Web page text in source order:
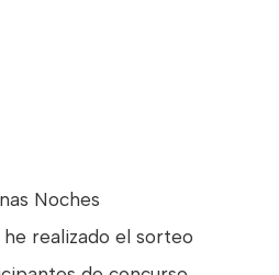
Noches
realizado el sorteo